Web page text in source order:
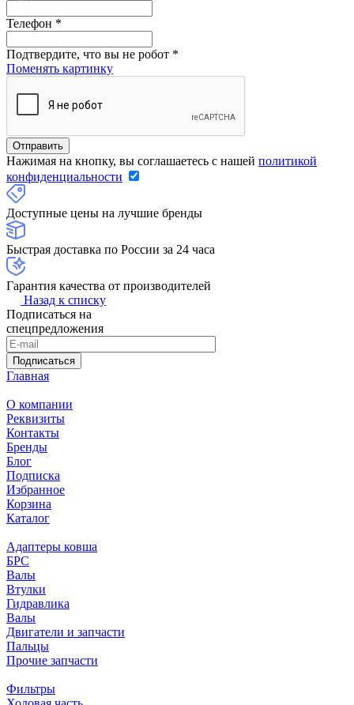
Телефон *
Подтвердите, что вы не робот *
Поменять картинку
Нажимая на кнопку, вы соглашаетесь с нашей политикой
конфиденциальности
Доступные цены на лучшие бренды
Быстрая доставка по России за 24 часа
Гарантия качества от производителей
Назад к списку
Подписаться на
спецпредложения
Подписаться
Главная
О компании
Реквизиты
Контакты
Бренды
Блог
Подписка
Избранное
Корзина
Каталог
Адаптеры ковша
БРС
Валы
Втулки
Гидравлика
Валы
Двигатели и запчасти
Пальцы
Прочие запчасти
Фильтры